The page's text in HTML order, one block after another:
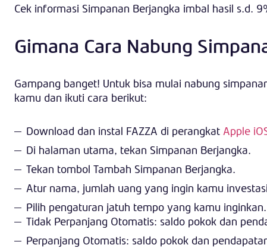
Cek informasi Simpanan Berjangka imbal hasil s.d.
Gimana Cara Nabung
Gampang banget! Untuk bisa mulai nabung
kamu dan ikuti cara berikut:
Download dan instal FAZZA di perangkat Apple
Di halaman utama, tekan Simpanan Berjangka.
Tekan tombol Tambah Simpanan Berjangka.
Atur nama, jumlah uang yang ingin kamu
Pilih pengaturan jatuh tempo yang kamu
Tidak Perpanjang Otomatis: saldo pokok dan
Perpanjang Otomatis: saldo pokok dan